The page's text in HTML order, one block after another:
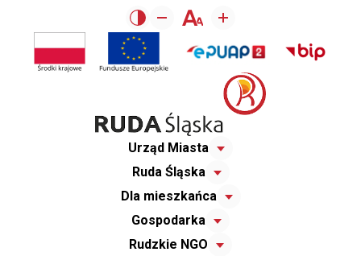
Urząd Miasta
Ruda Śląska
Dla mieszkańca
Gospodarka
Rudzkie NGO